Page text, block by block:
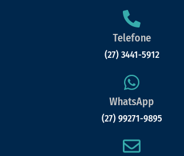
Telefone
(27) 3441-5912
WhatsApp
(27) 99271-9895